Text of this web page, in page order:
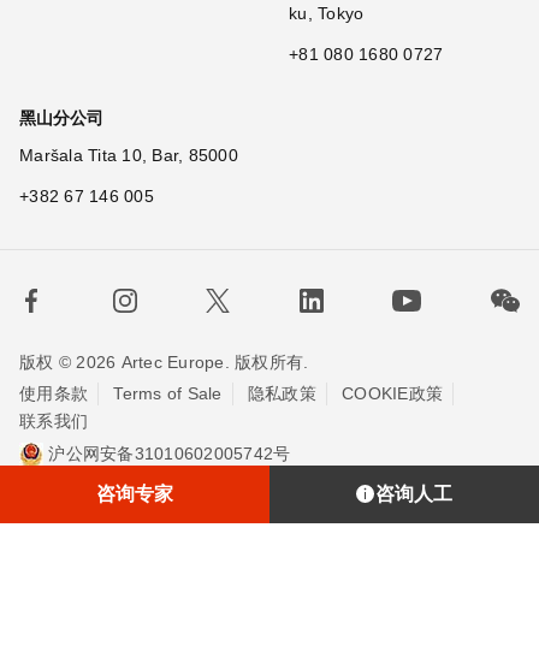
咨询人工
ku, Tokyo
+81 080 1680 0727
黑山分公司
Maršala Tita 10, Bar, 85000
+382 67 146 005
版权 © 2026 Artec Europe. 版权所有.
使用条款
Terms of Sale 隐私政策
COOKIE政策
联系我们
沪公网安备31010602005742号
埃太科™（上海）贸易有限责任公司
沪ICP备20013748号-2
咨询专家